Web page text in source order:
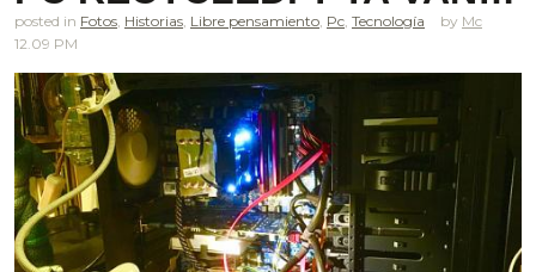
posted in Fotos Historias Libre pensamiento Pc Tecnología
Mc
12.09 PM